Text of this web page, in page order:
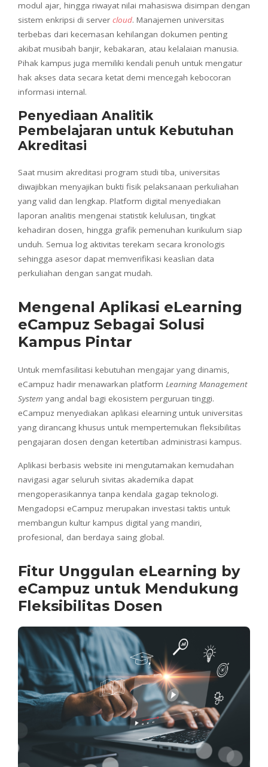
modul ajar, hingga riwayat nilai mahasiswa disimpan dengan
sistem enkripsi di server cloud. Manajemen universitas
terbebas dari kecemasan kehilangan dokumen penting
akibat musibah banjir, kebakaran, atau kelalaian manusia.
Pihak kampus juga memiliki kendali penuh untuk mengatur
hak akses data secara ketat demi mencegah kebocoran
informasi internal.
Penyediaan Analitik
Pembelajaran untuk Kebutuhan
Akreditasi
Saat musim akreditasi program studi tiba, universitas
diwajibkan menyajikan bukti fisik pelaksanaan perkuliahan
yang valid dan lengkap. Platform digital menyediakan
laporan analitis mengenai statistik kelulusan, tingkat
kehadiran dosen, hingga grafik pemenuhan kurikulum siap
unduh. Semua log aktivitas terekam secara kronologis
sehingga asesor dapat memverifikasi keaslian data
perkuliahan dengan sangat mudah.
Mengenal Aplikasi eLearning
eCampuz Sebagai Solusi
Kampus Pintar
Untuk memfasilitasi kebutuhan mengajar yang dinamis,
eCampuz hadir menawarkan platform Learning Management
System yang andal bagi ekosistem perguruan tinggi.
eCampuz menyediakan aplikasi elearning untuk universitas
yang dirancang khusus untuk mempertemukan fleksibilitas
pengajaran dosen dengan ketertiban administrasi kampus.
Aplikasi berbasis website ini mengutamakan kemudahan
navigasi agar seluruh sivitas akademika dapat
mengoperasikannya tanpa kendala gagap teknologi.
Mengadopsi eCampuz merupakan investasi taktis untuk
membangun kultur kampus digital yang mandiri,
profesional, dan berdaya saing global.
Fitur Unggulan eLearning by
eCampuz untuk Mendukung
Fleksibilitas Dosen